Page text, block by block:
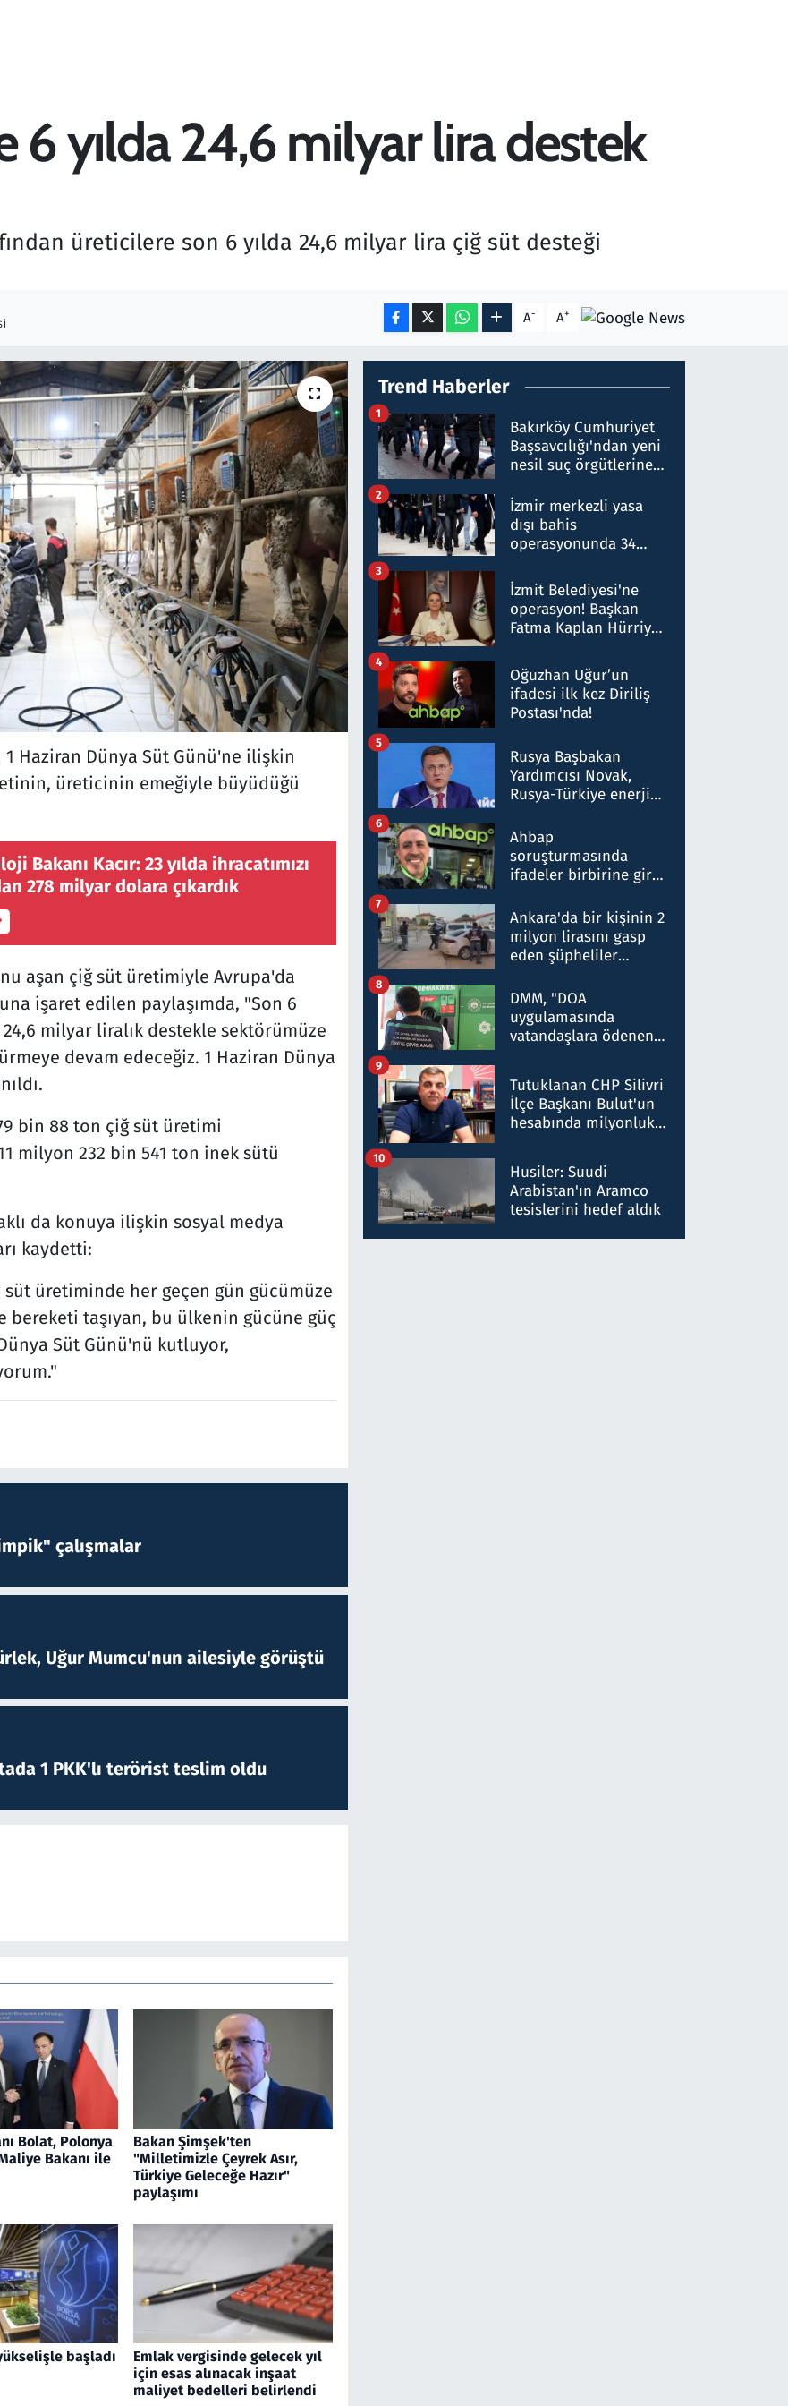
6 yılda 24,6 milyar lira destek
üreticilere son 6 yılda 24,6 milyar lira çiğ süt desteği
A- A+
1 Haziran Dünya Süt Günü'ne ilişkin
üreticinin emeğiyle büyüdüğü
Bakanı Kacır: 23 yılda ihracatımızı
278 milyar dolara çıkardık
aşan çiğ süt üretimiyle Avrupa'da
işaret edilen paylaşımda, "Son 6
milyar liralık destekle sektörümüze
devam edeceğiz. 1 Haziran Dünya
bin 88 ton çiğ süt üretimi
milyon 232 bin 541 ton inek sütü
da konuya ilişkin sosyal medya
kaydetti:
üretiminde her geçen gün gücümüze
bereketi taşıyan, bu ülkenin gücüne güç
Süt Günü'nü kutluyor,
çalışmalar
Uğur Mumcu'nun ailesiyle görüştü
1 PKK'lı terörist teslim oldu
Bolat, Polonya
Bakanı ile
Bakan Şimşek'ten
"Milletimizle Çeyrek Asır,
Türkiye Geleceğe Hazır"
paylaşımı
başladı
Emlak vergisinde gelecek yıl
için esas alınacak inşaat
maliyet bedelleri belirlendi
Trend Haberler
Bakırköy Cumhuriyet
Başsavcılığı'ndan yeni
nesil suç örgütlerine
hakkında gözaltı kararı
1
İzmir merkezli yasa
dışı bahis
operasyonunda 34
Milyar liralık para
trafiği tespit edildi
2
İzmit Belediyesi'ne
operasyon! Başkan
Fatma Kaplan Hürriyet
3
Oğuzhan Uğur’un
ifadesi ilk kez Diriliş
Postası'nda!
4
Rusya Başbakan
Yardımcısı Novak,
Rusya-Türkiye enerji
nitelikte olduğunu
belirtti
5
Ahbap
soruşturmasında
ifadeler birbirine girdi:
ifadelerinden ortaya
çıkan tablo şok etti
6
Ankara'da bir kişinin 2
milyon lirasını gasp
eden şüpheliler
7
DMM, "DOA
uygulamasında
vatandaşlara ödenen
düşürüldüğü" iddiasını
yalanladı
8
Tutuklanan CHP Silivri
İlçe Başkanı Bulut'un
hesabında milyonluk
talimat verdi, ben
gönderdim
9
Husiler: Suudi
Arabistan'ın Aramco
tesislerini hedef aldık
10